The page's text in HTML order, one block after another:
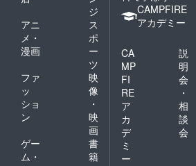
ジ
アニ
メ・
漫画
ス
ポ
ー
ツ
ファ
ッ
ショ
ン
映
像
・
映
画
ゲー
ム・
書
籍
CAMPFIRE
アカデミー
CA
MP
FI
RE
ア
カ
デ
ミ
ー
説
明
会
・
相
談
会